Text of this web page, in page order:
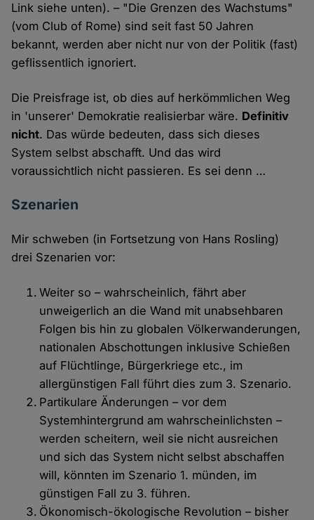
Link siehe unten). – "Die Grenzen des Wachstums"
(vom Club of Rome) sind seit fast 50 Jahren
bekannt, werden aber nicht nur von der Politik (fast)
geflissentlich ignoriert.
Die Preisfrage ist, ob dies auf herkömmlichen Weg
in 'unserer' Demokratie realisierbar wäre. Definitiv
nicht. Das würde bedeuten, dass sich dieses
System selbst abschafft. Und das wird
voraussichtlich nicht passieren. Es sei denn …
Szenarien
Mir schweben (in Fortsetzung von Hans Rosling)
drei Szenarien vor:
Weiter so – wahrscheinlich, fährt aber
unweigerlich an die Wand mit unabsehbaren
Folgen bis hin zu globalen Völkerwanderungen,
nationalen Abschottungen inklusive Schießen
auf Flüchtlinge, Bürgerkriege etc., im
allergünstigen Fall führt dies zum 3. Szenario.
Partikulare Änderungen – vor dem
Systemhintergrund am wahrscheinlichsten –
werden scheitern, weil sie nicht ausreichen
und sich das System nicht selbst abschaffen
will, könnten im Szenario 1. münden, im
günstigen Fall zu 3. führen.
Ökonomisch-ökologische Revolution – bisher